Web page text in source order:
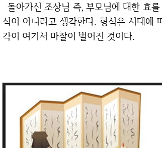
돌아가신 조상님 즉, 부모님에 대한 효를 표하는게 제사라고 알고 있다. 여기서 중요한 건 마음이지, 형
식이 아니라고 생각한다. 형식은 시대에
각이 여기서 마찰이 벌어진 것이다.